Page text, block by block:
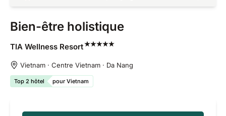
Bien-être holistique
TIA Wellness Resort
Vietnam · Centre Vietnam · Da Nang
Top 2 hôtel pour Vietnam